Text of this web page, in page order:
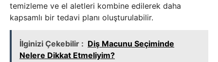
temizleme ve el aletleri kombine edilerek daha
kapsamlı bir tedavi planı oluşturulabilir.
İlginizi Çekebilir : Diş Macunu Seçiminde
Nelere Dikkat Etmeliyim?